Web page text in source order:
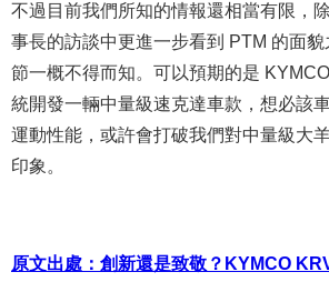
不過目前我們所知的情報還相當有限，
事長的訪談中更進一步看到 PTM 的面
節一概不得而知。可以預期的是
統開發一輛中量級速克達車款，想必該
運動性能，或許會打破我們對中量級大
印象。
原文出處：創新還是致敬？KYMCO